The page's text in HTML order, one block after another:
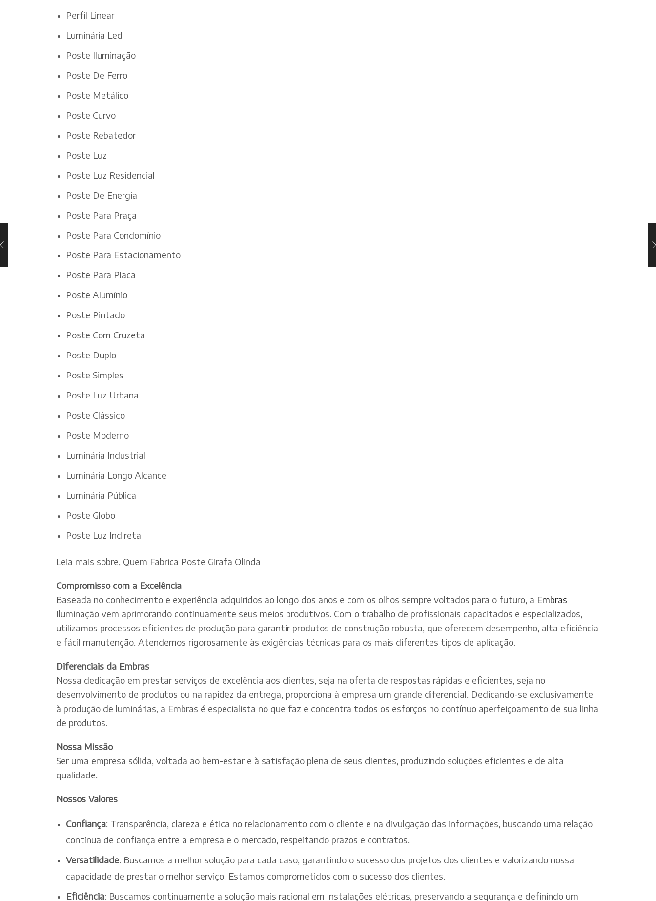
Perfil Linear
Luminária Led
Poste Iluminação
Poste De Ferro
Poste Metálico
Poste Curvo
Poste Rebatedor
Poste Luz
Poste Luz Residencial
Poste De Energia
Poste Para Praça
Poste Para Condomínio
Poste Para Estacionamento
Poste Para Placa
Poste Alumínio
Poste Pintado
Poste Com Cruzeta
Poste Duplo
Poste Simples
Poste Luz Urbana
Poste Clássico
Poste Moderno
Luminária Industrial
Luminária Longo Alcance
Luminária Pública
Poste Globo
Poste Luz Indireta
Leia mais sobre, Quem Fabrica Poste Girafa Olinda
Compromisso com a Excelência
Baseada no conhecimento e experiência adquiridos ao longo dos anos e com os olhos sempre voltados para o futuro, a Embras
Iluminação vem aprimorando continuamente seus meios produtivos. Com o trabalho de profissionais capacitados e especializados,
utilizamos processos eficientes de produção para garantir produtos de construção robusta, que oferecem desempenho, alta eficiência
e fácil manutenção. Atendemos rigorosamente às exigências técnicas para os mais diferentes tipos de aplicação.
Diferenciais da Embras
Nossa dedicação em prestar serviços de excelência aos clientes, seja na oferta de respostas rápidas e eficientes, seja no
desenvolvimento de produtos ou na rapidez da entrega, proporciona à empresa um grande diferencial. Dedicando-se exclusivamente
à produção de luminárias, a Embras é especialista no que faz e concentra todos os esforços no contínuo aperfeiçoamento de sua linha
de produtos.
Nossa Missão
Ser uma empresa sólida, voltada ao bem-estar e à satisfação plena de seus clientes, produzindo soluções eficientes e de alta
qualidade.
Nossos Valores
Confiança: Transparência, clareza e ética no relacionamento com o cliente e na divulgação das informações, buscando uma relação
contínua de confiança entre a empresa e o mercado, respeitando prazos e contratos.
Versatilidade: Buscamos a melhor solução para cada caso, garantindo o sucesso dos projetos dos clientes e valorizando nossa
capacidade de prestar o melhor serviço. Estamos comprometidos com o sucesso dos clientes.
Eficiência: Buscamos continuamente a solução mais racional em instalações elétricas, preservando a segurança e definindo um